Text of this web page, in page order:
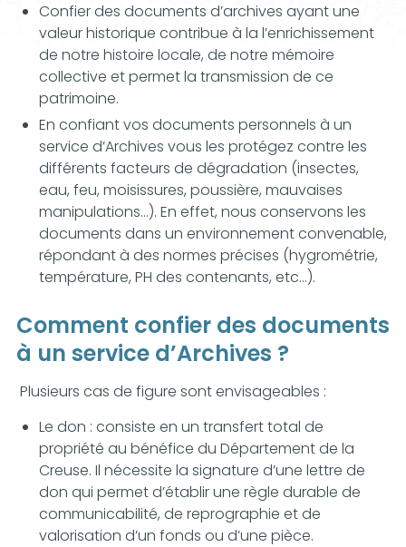
Confier des documents d’archives ayant une
valeur historique contribue à la l’enrichissement
de notre histoire locale, de notre mémoire
collective et permet la transmission de ce
patrimoine.
En confiant vos documents personnels à un
service d’Archives vous les protégez contre les
différents facteurs de dégradation (insectes,
eau, feu, moisissures, poussière, mauvaises
manipulations…). En effet, nous conservons les
documents dans un environnement convenable,
répondant à des normes précises (hygrométrie,
température, PH des contenants, etc…).
Comment confier des documents
à un service d’Archives ?
Plusieurs cas de figure sont envisageables :
Le don : consiste en un transfert total de
propriété au bénéfice du Département de la
Creuse. Il nécessite la signature d’une lettre de
don qui permet d’établir une règle durable de
communicabilité, de reprographie et de
valorisation d’un fonds ou d’une pièce.